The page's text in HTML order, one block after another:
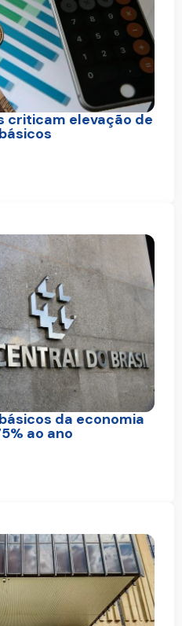
criticam elevação de
da economia
ao ano